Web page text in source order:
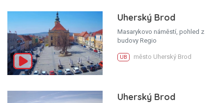
Uherský Brod
Masarykovo náměstí, pohled z
budovy Regio
UB město Uherský Brod
Uherský Brod